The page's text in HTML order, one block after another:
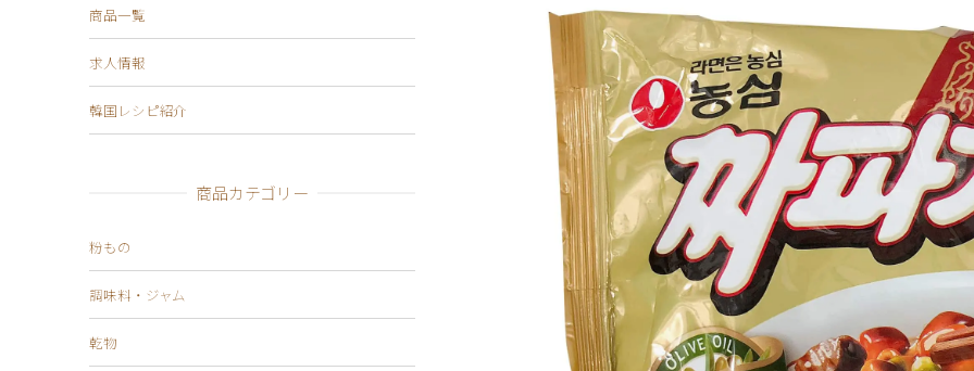
商品一覧
求人情報
韓国レシピ紹介
商品カテゴリー
粉もの
調味料・ジャム
乾物